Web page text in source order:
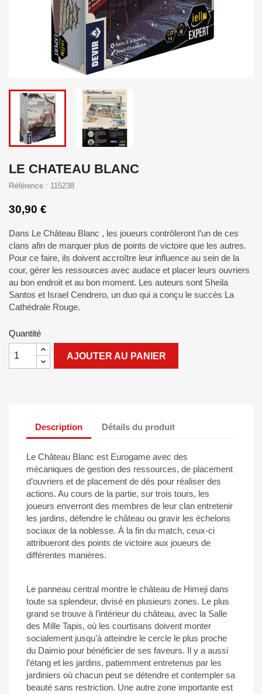
LE CHATEAU BLANC
Référence : 115238
30,90 €
Dans Le Château Blanc , les joueurs contrôleront l’un de ces
clans afin de marquer plus de points de victoire que les autres.
Pour ce faire, ils doivent accroître leur influence au sein de la
cour, gérer les ressources avec audace et placer leurs ouvriers
au bon endroit et au bon moment. Les auteurs sont Sheila
Santos et Israel Cendrero, un duo qui a conçu le succès La
Cathédrale Rouge.
Quantité
AJOUTER AU PANIER
Description Détails du produit
Le Château Blanc est Eurogame avec des
mécaniques de gestion des ressources, de placement
d’ouvriers et de placement de dés pour réaliser des
actions. Au cours de la partie, sur trois tours, les
joueurs enverront des membres de leur clan entretenir
les jardins, défendre le château ou gravir les échelons
sociaux de la noblesse. À la fin du match, ceux-ci
attribueront des points de victoire aux joueurs de
différentes manières.
Le panneau central montre le château de Himeji dans
toute sa splendeur, divisé en plusieurs zones. Le plus
grand se trouve à l’intérieur du château, avec la Salle
des Mille Tapis, où les courtisans doivent monter
socialement jusqu’à atteindre le cercle le plus proche
du Daimio pour bénéficier de ses faveurs. Il y a aussi
l’étang et les jardins, patiemment entretenus par les
jardiniers où chacun peut se détendre et contempler sa
beauté sans restriction. Une autre zone importante est